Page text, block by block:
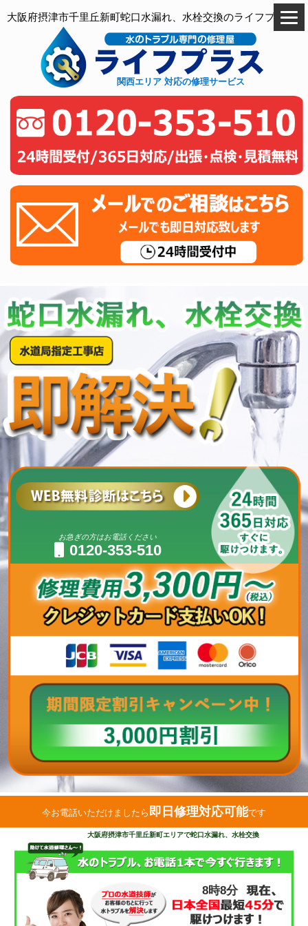
大阪府摂津市千里丘新町蛇口水漏れ、水栓交換のライフプラス
関西エリア 対応の修理サービス
お急ぎの方はお電話ください
0120-353-510
今お電話いただけましたら 即日修理対応可能です
大阪府摂津市千里丘新町エリアで蛇口水漏れ、水栓交換
8時8分